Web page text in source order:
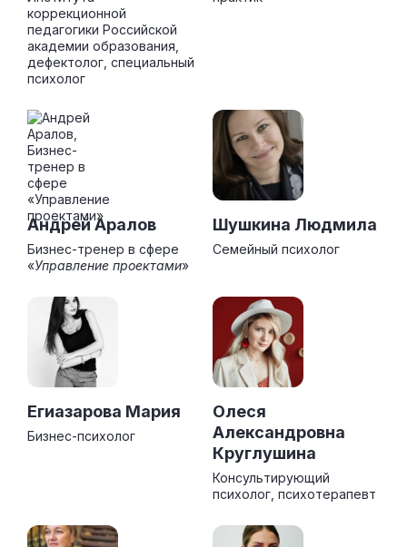
коррекционной
педагогики Российской
академии образования,
дефектолог, специальный
психолог
Андрей Аралов
Бизнес-тренер в сфере
«Управление проектами»
Шушкина Людмила
Семейный психолог
Егиазарова Мария
Бизнес-психолог
Олеся
Александровна
Круглушина
Консультирующий
психолог, психотерапевт